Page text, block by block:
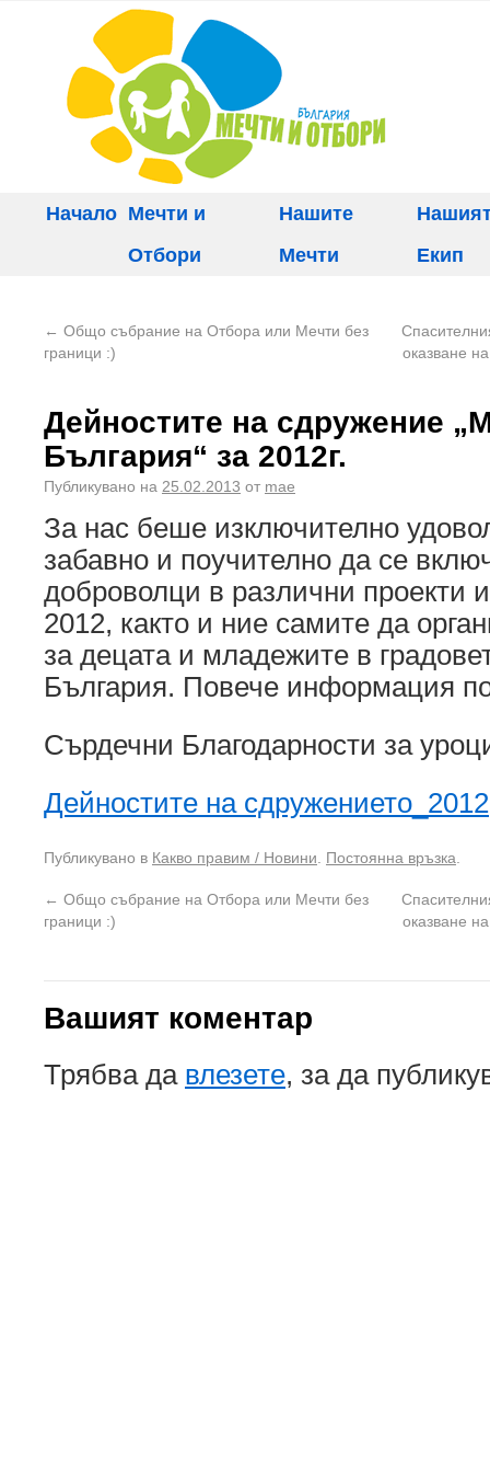
Начало Мечти и
Отбори
Нашите
Мечти
Екип
← Общо събрание на Отбора или Мечти без
граници :)
оказване
Дейностите на сдружение
България“ за 2012г.
Публикувано на 25.02.2013 от mae
За нас беше изключително
забавно и поучително да се
доброволци в различни проекти
2012, както и ние самите да
за децата и младежите в
България. Повече информация
Сърдечни Благодарности за
Дейностите на сдружението_2012
Публикувано в Какво правим / Новини Постоянна връзка
← Общо събрание на Отбора или Мечти без
граници :)
оказване
Вашият коментар
Трябва да влезете, за да